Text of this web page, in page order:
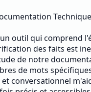
Technique
outil qui comprend
des faits est
de notre
de mots
conversationnel